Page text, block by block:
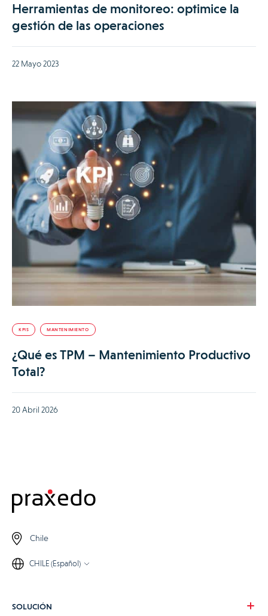
Herramientas de monitoreo: optimice la
gestión de las operaciones
22 Mayo 2023
KPIS MANTENIMIENTO
¿Qué es TPM – Mantenimiento Productivo
Total?
20 Abril 2026
Chile
CHILE (Español)
SOLUCIÓN